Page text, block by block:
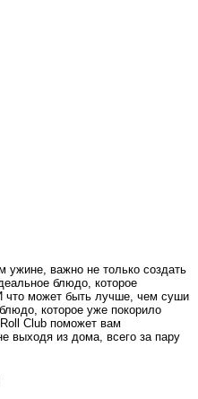
ужине, важно не только создать
блюдо, которое
что может быть лучше, чем суши
которое уже покорило
Club поможет вам
выходя из дома, всего за пару